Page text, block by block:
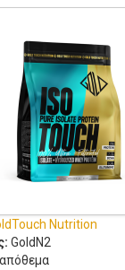
Nutrition
GoldN2